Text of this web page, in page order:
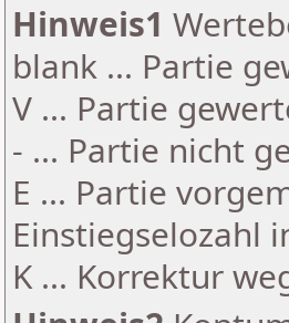
Hinweis1
blank ... Partie
V ... Partie
- ... Partie nicht
E ... Partie
Einstiegselozahl
K ... Korrektur